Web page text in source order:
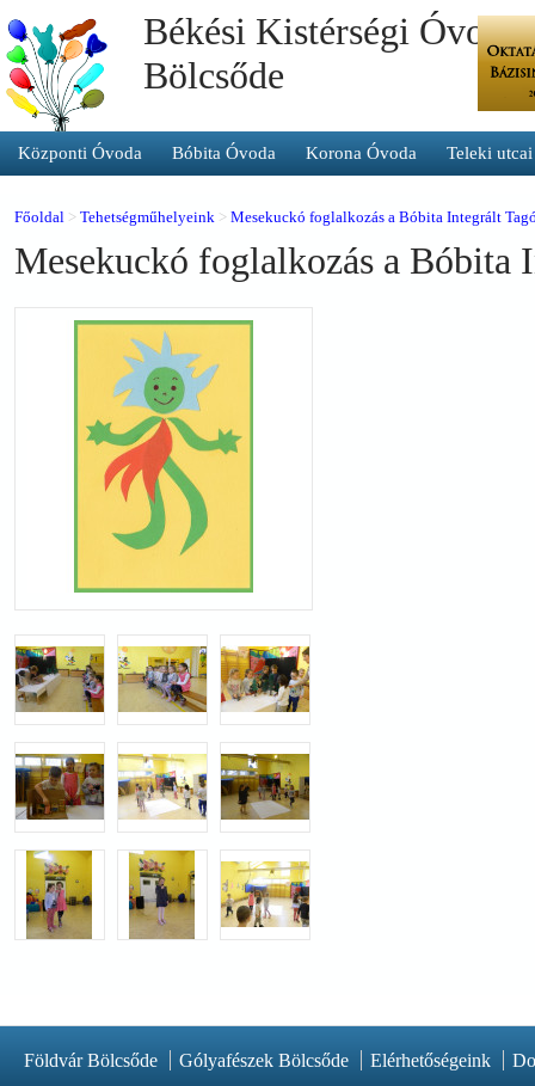
Békési Kistérségi Óvoda
Bölcsőde
Központi Óvoda Bóbita Óvoda Korona Óvoda Teleki
Főoldal > Tehetségműhelyeink > Mesekuckó foglalkozás a Bóbita Integrált
Mesekuckó foglalkozás a Bóbita
Földvár Bölcsőde Gólyafészek Bölcsőde Elérhetőségeink